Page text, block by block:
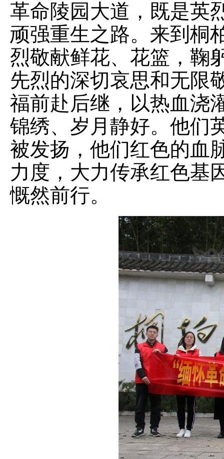
革命陵园大道，既是英
顽强重生之路。来到桐
烈敬献鲜花、花篮，鞠
先烈的深切哀思和无限
福前赴后继，以热血浇
锦绣、岁月静好。他们
被发扬，他们红色的血
力度，大力传承红色基
慨然前行。